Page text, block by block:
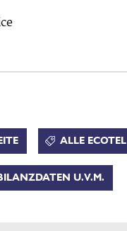
ALLE
U.V.M.